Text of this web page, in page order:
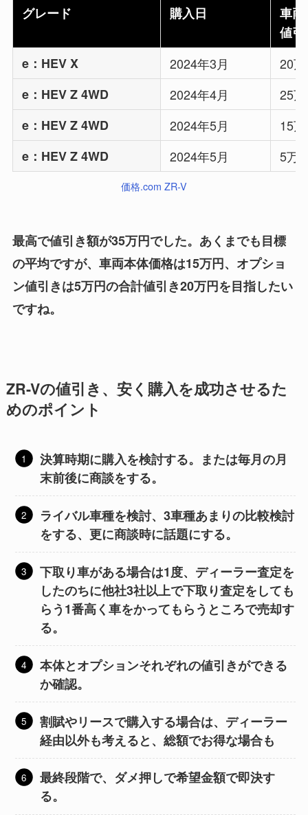
グレード 購入日
車両
値引
e：HEV X
2024年3月
20
e：HEV Z 4WD
2024年4月
25
e：HEV Z 4WD
2024年5月
15
e：HEV Z 4WD
2024年5月 5万
価格.com ZR-V
最高で値引き額が35万円でした。あくまでも目標
の平均ですが、車両本体価格は15万円、 オプショ
ン値引きは5万円の合計値引き20万円を目指したい
ですね。
ZR-Vの値引き、安く購入を成功させるた
めのポイント
決算時期に購入を検討する。または毎月の月
末前後に商談をする。
ライバル車種を検討、3車種あまりの比較検討
をする、更に商談時に話題にする。
下取り車がある場合は1度、ディーラー査定を
したのちに他社3社以上で下取り査定をしても
らう1番高く車をかってもらうところで売却す
る。
本体とオプションそれぞれの値引きができる
か確認。
割賦やリースで購入する場合は、ディーラー
経由以外も考えると、総額でお得な場合も
最終段階で、ダメ押しで希望金額で即決す
る。